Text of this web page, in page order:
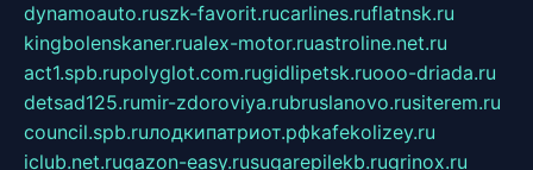
dynamoauto.ruszk-favorit.rucarlines.ruflatnsk.ru
kingbolenskaner.rualex-motor.ruastroline.net.ru
act1.spb.rupolyglot.com.rugidlipetsk.ruooo-driada.ru
detsad125.rumir-zdoroviya.rubruslanovo.rusiterem.ru
council.spb.ruлодкипатриот.рфkafekolizey.ru
iclub.net.rugazon-easy.rusugarepilekb.rugrinox.ru